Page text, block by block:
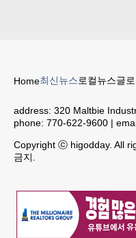
Home최신뉴스로컬뉴스글
address: 320 Maltbie
phone: 770-622-9600 |
Copyright ⓒ higodday. All
금지.